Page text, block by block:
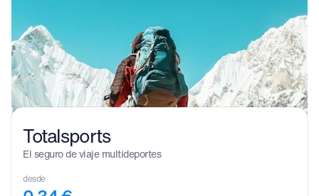
Totalsports
El seguro de viaje multideportes
desde